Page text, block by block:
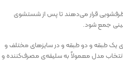
ظرفشویی قرار می‌دهند تا پس از شستشوی
جمع شود.
یک طبقه و دو طبقه و در سایزهای مختلف و
مدل معمولاً به سلیقه‌ی مصرف‌کننده و